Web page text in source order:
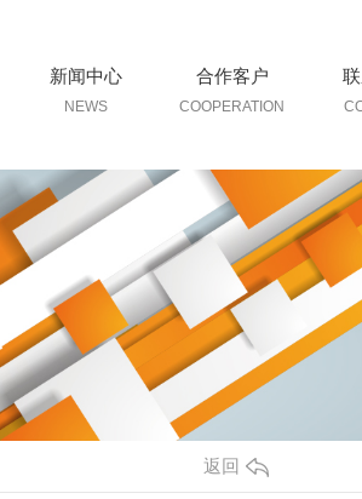
新闻中心
NEWS
合作客户
COOPERATION
返回